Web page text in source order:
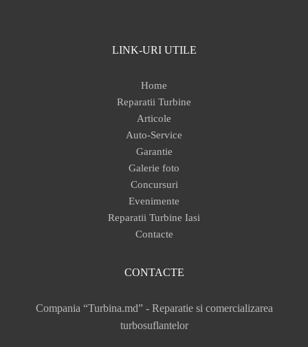
LINK-URI UTILE
Home
Reparatii Turbine
Articole
Auto-Service
Garantie
Galerie foto
Concursuri
Evenimente
Reparatii Turbine Iasi
Contacte
CONTACTE
Compania “Turbina.md” - Reparatie si comercializarea
turbosuflantelor